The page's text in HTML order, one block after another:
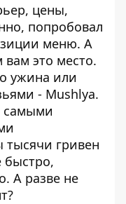
цены,
попробовал
меню. А
это место.
ужина или
- Mushlya.
самыми
гривен
быстро,
А разве не